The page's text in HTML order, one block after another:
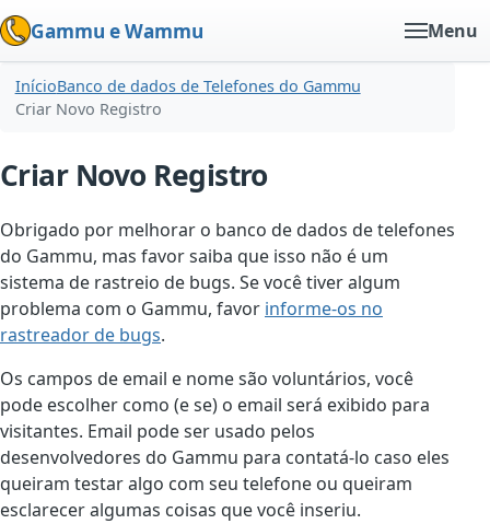
Gammu e Wammu Menu
InícioBanco de dados de Telefones do Gammu
Criar Novo Registro
Criar Novo Registro
Obrigado por melhorar o banco de dados de telefones
do Gammu, mas favor saiba que isso não é um
sistema de rastreio de bugs. Se você tiver algum
problema com o Gammu, favor informe-os no
rastreador de bugs.
Os campos de email e nome são voluntários, você
pode escolher como (e se) o email será exibido para
visitantes. Email pode ser usado pelos
desenvolvedores do Gammu para contatá-lo caso eles
queiram testar algo com seu telefone ou queiram
esclarecer algumas coisas que você inseriu.